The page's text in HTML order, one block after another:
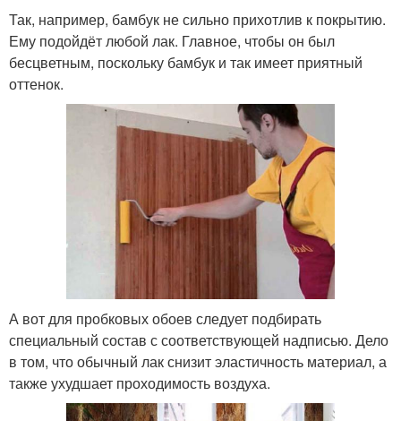
Так, например, бамбук не сильно прихотлив к покрытию.
Ему подойдёт любой лак. Главное, чтобы он был
бесцветным, поскольку бамбук и так имеет приятный
оттенок.
А вот для пробковых обоев следует подбирать
специальный состав с соответствующей надписью. Дело
в том, что обычный лак снизит эластичность материал, а
также ухудшает проходимость воздуха.